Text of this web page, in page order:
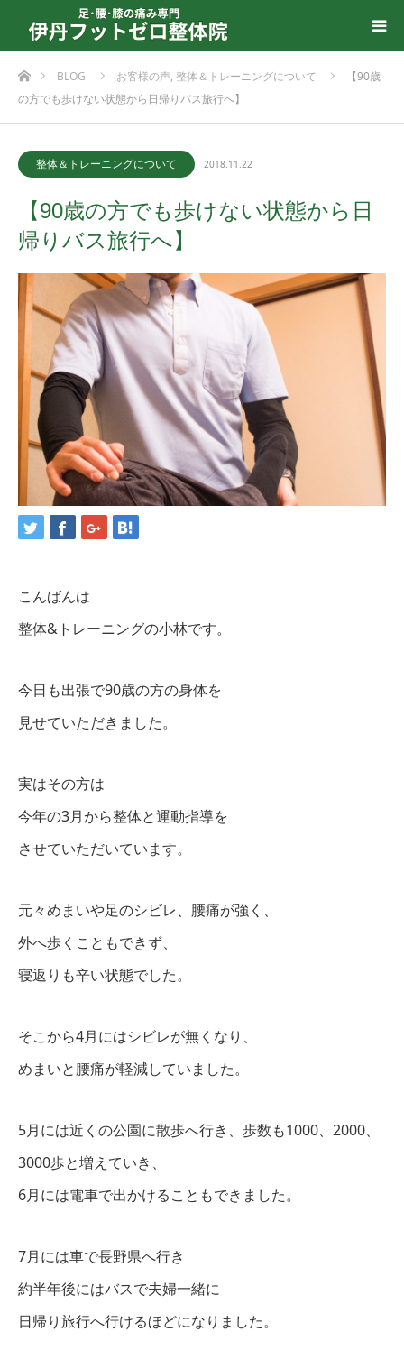
ホームBLOG お客様の声, 整体＆トレーニングについて
【90歳
の方でも歩けない状態から日帰りバス旅行へ】
整体＆トレーニングについて 2018.11.22
【90歳の方でも歩けない状態から日
帰りバス旅行へ】
こんばんは
整体&トレーニングの小林です。
今日も出張で90歳の方の身体を
見せていただきました。
実はその方は
今年の3月から整体と運動指導を
させていただいています。
元々めまいや足のシビレ、腰痛が強く、
外へ歩くこともできず、
寝返りも辛い状態でした。
そこから4月にはシビレが無くなり、
めまいと腰痛が軽減していました。
5月には近くの公園に散歩へ行き、歩数も1000、2000、
3000歩と増えていき、
6月には電車で出かけることもできました。
7月には車で長野県へ行き
約半年後にはバスで夫婦一緒に
日帰り旅行へ行けるほどになりました。